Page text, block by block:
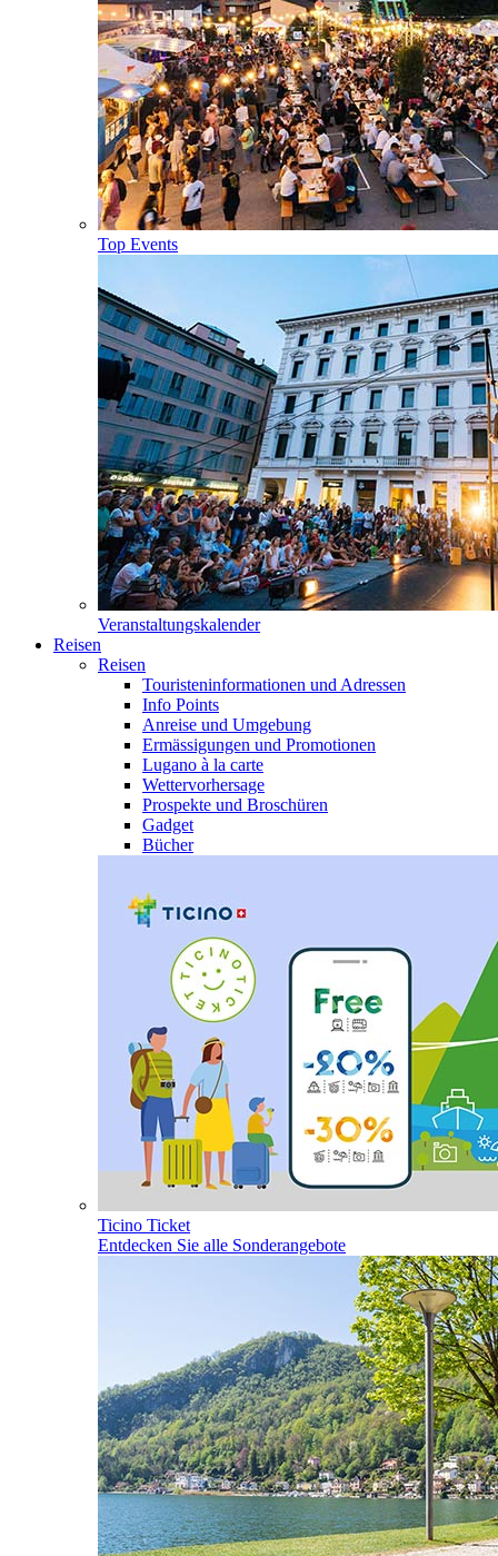
Top Events
Veranstaltungskalender
Reisen
Reisen
Touristeninformationen und Adressen
Info Points
Anreise und Umgebung
Ermässigungen und Promotionen
Lugano à la carte
Wettervorhersage
Prospekte und Broschüren
Gadget
Bücher
Ticino Ticket
Entdecken Sie alle Sonderangebote